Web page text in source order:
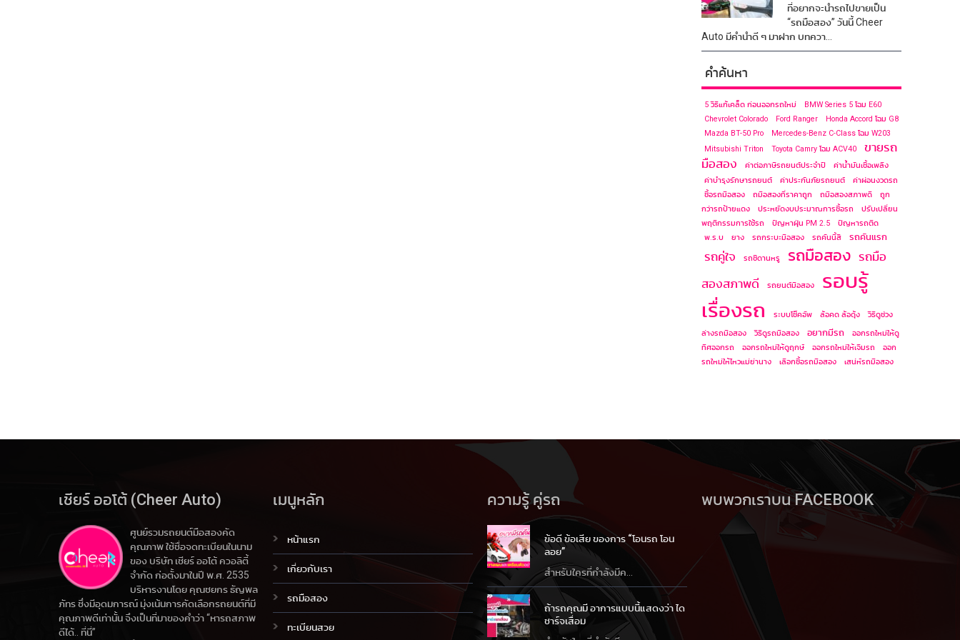
ที่อยากจะนำรถไปขายเป็น
“รถมือสอง” วันนี้ Cheer
Auto มีคำนำดี ๆ มาฝาก บทควา...
คำค้นหา
5 วิธีแก้เคล็ด ก่อนออกรถใหม่
BMW Series 5 โฉม E60
Chevrolet Colorado
Ford Ranger
Honda Accord โฉม G8
Mazda BT-50 Pro
Mercedes-Benz C-Class โฉม ​W203
Mitsubishi Triton
Toyota Camry โฉม ACV40
ขายรถ
มือสอง
ค่าต่อภาษีรถยนต์ประจำปี
ค่าน้ำมันเชื้อเพลิง
ค่าบำรุงรักษารถยนต์
ค่าประกันภัยรถยนต์
ค่าผ่อนงวดรถ
ซื้อรถมือสอง
ถมือสองที่ราคาถูก ถมือสองสภาพดี
ถูก
กว่ารถป้ายแดง
ประหยัดงบประมาณการซื้อรถ
ปรับเปลี่ยน
พฤติกรรมการใช้รถ
ปัญหาฝุ่น PM 2.5
ปัญหารถติด
พ.ร.บ
ยาง รถกระบะมือสอง รถคันนี้สี รถคันแรก
รถคู่ใจ รถซีดานหรู รถมือสอง รถมือ
สองสภาพดี
รถยนต์มือสอง
รอบรู้
เรื่องรถ
ระบบโช๊คอัพ ล้อคด ล้อดุ้ง
วิธีดูช่วง
ล่างรถมือสอง
วิธีดูรถมือสอง อยากมีรถ
ออกรถใหม่ให้ดู
ทิศออกรถ
ออกรถใหม่ให้ดูฤกษ์ ออกรถใหม่ให้เจิมรถ
ออก
รถใหม่ให้ไหวแม่ย่านาง
เลือกซื้อรถมือสอง เสน่ห์รถมือสอง
เชียร์ ออโต้ (Cheer Auto)
ศูนย์รวมรถยนต์มือสองคัด
คุณภาพ ใช้ชื่อจดทะเบียนในนาม
ของ บริษัท เชียร์ ออโต้ ควอลิตี้
จำกัด ก่อตั้งมาในปี พ.ศ. 2535
บริหารงานโดย คุณชยกร ธัญพล
ภัทร ซึ่งมีอุดมการณ์ มุ่งเน้นการคัดเลือกรถยนต์ที่มี
คุณภาพดีเท่านั้น จึงเป็นที่มาของคำว่า “หารถสภาพ
ดีได้.. ที่นี่”
เมนูหลัก
หน้าแรก
เกี่ยวกับเรา
รถมือสอง
ทะเบียนสวย
ความรู้ คู่รถ
ข้อดี ข้อเสีย ของการ “โอนรถ โอน
ลอย”
สำหรับใครที่กำลังมีค...
ถ้ารถคุณมี อาการแบบนี้แสดงว่า ได
ชาร์จเสื่อม
พบพวกเราบน FACEBOOK